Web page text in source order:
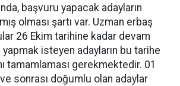
başvuru yapacak adayların
olması şartı var. Uzman erbaş
26 Ekim tarihine kadar devam
isteyen adayların bu tarihe
tamamlaması gerekmektedir. 01
sonrası doğumlu olan adaylar